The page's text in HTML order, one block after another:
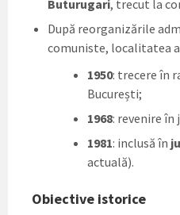
Buturugari, trecut la
După reorganizările
comuniste, localitatea
1950: trecere în
București;
1968: revenire
1981: inclusă în
actuală).
Obiective istorice